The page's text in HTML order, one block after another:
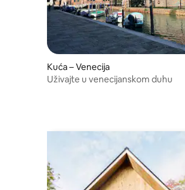
Kuća – Venecija
Uživajte u venecijanskom duhu